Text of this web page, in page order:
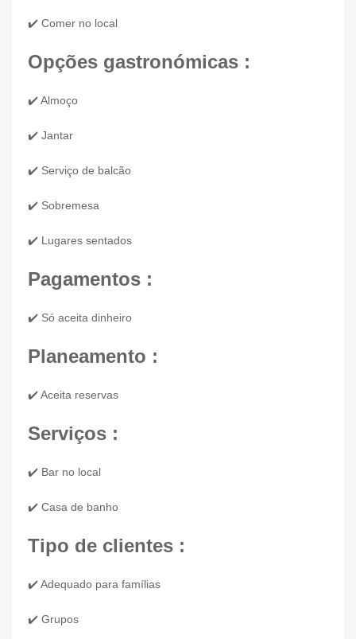
✔️ Comer no local
Opções gastronómicas :
✔️ Almoço
✔️ Jantar
✔️ Serviço de balcão
✔️ Sobremesa
✔️ Lugares sentados
Pagamentos :
✔️ Só aceita dinheiro
Planeamento :
✔️ Aceita reservas
Serviços :
✔️ Bar no local
✔️ Casa de banho
Tipo de clientes :
✔️ Adequado para famílias
✔️ Grupos